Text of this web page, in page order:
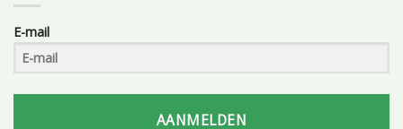
E-mail
AANMELDEN